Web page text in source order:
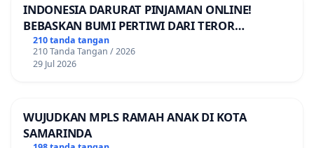
INDONESIA DARURAT PINJAMAN ONLINE!
BEBASKAN BUMI PERTIWI DARI TEROR
PINJAMAN ONLINE! TUTUP PINJOL!
210 tanda tangan
210 Tanda Tangan / 2026
29 Jul 2026
WUJUDKAN MPLS RAMAH ANAK DI KOTA
SAMARINDA